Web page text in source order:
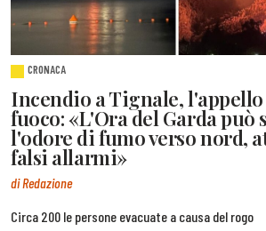
CRONACA
Incendio a Tignale,
fuoco: «L'Ora del Garda può
l'odore di fumo verso nord,
falsi allarmi»
di Redazione
Circa 200 le persone evacuate a causa del rogo